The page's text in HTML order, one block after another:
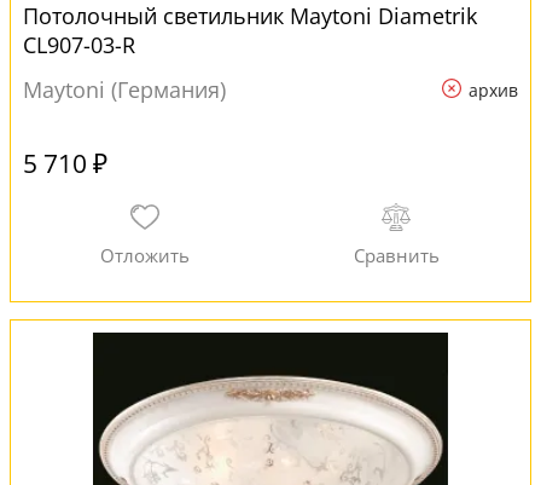
Потолочный светильник Maytoni Diametrik
CL907-03-R
Maytoni (Германия)
архив
5 710 ₽